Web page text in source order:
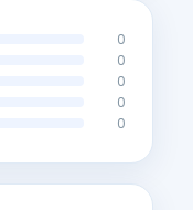
0
0
0
0
0